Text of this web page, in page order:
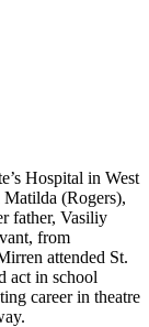
Hospital in West
(Rogers),
father, Vasiliy
from
attended St.
act in school
career in theatre